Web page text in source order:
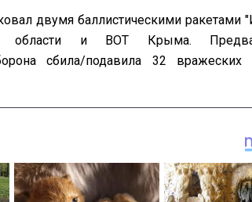
двумя баллистическими ракетами
и ВОТ Крыма.
сбила/подавила 32